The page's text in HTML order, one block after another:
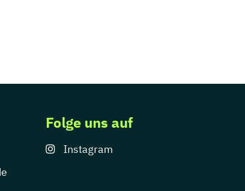
Folge uns auf
Instagram